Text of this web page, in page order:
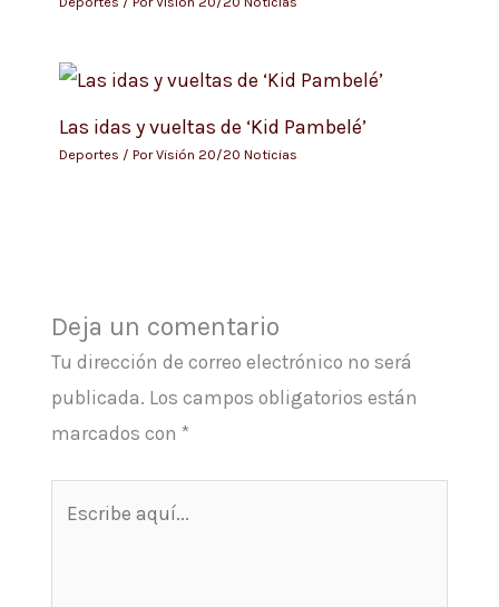
Las idas y vueltas de ‘Kid Pambelé’
Deportes / PorVisión 20/20 Noticias
Deja un comentario
Tu dirección de correo electrónico no será
publicada. Los campos obligatorios están
marcados con *